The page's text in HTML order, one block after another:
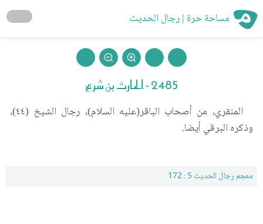
مساحة حرة | رجال الحديث
2485 - الحارث بن شريح
المنقري، من أصحاب الباقر(عليه السلام)، رجال الشيخ (٤٤)،
وذكره البرقي أيضا.
معجم رجال الحديث 5 : 172